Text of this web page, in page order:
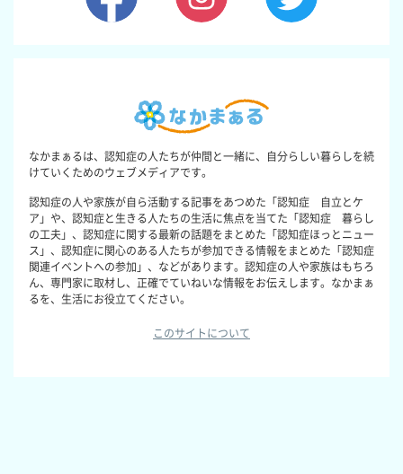
なかまぁるは、認知症の人たちが仲間と一緒に、自分らしい暮らしを続
けていくためのウェブメディアです。
認知症の人や家族が自ら活動する記事をあつめた「認知症 自立とケ
ア」や、認知症と生きる人たちの生活に焦点を当てた「認知症 暮らし
の工夫」、認知症に関する最新の話題をまとめた「認知症ほっとニュー
ス」、認知症に関心のある人たちが参加できる情報をまとめた「認知症
関連イベントへの参加」、などがあります。認知症の人や家族はもちろ
ん、専門家に取材し、正確でていねいな情報をお伝えします。なかまぁ
るを、生活にお役立てください。
このサイトについて